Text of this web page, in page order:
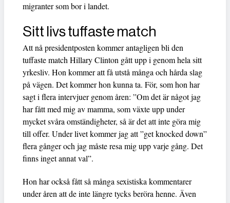
migranter som bor i landet.
Sitt livs tuffaste match
Att nå presidentposten kommer antagligen bli den
tuffaste match Hillary Clinton gått upp i genom hela sitt
yrkesliv. Hon kommer att få utstå många och hårda slag
på vägen. Det kommer hon kunna ta. För, som hon har
sagt i flera intervjuer genom åren: ”Om det är något jag
har fått med mig av mamma, som växte upp under
mycket svåra omständigheter, så är det att inte göra mig
till offer. Under livet kommer jag att ”get knocked down”
flera gånger och jag måste resa mig upp varje gång. Det
finns inget annat val”.
Hon har också fått så många sexistiska kommentarer
under åren att de inte längre tycks beröra henne. Även